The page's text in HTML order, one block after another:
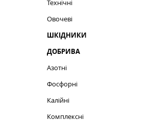
Технічні
Овочеві
ШКІДНИКИ
ДОБРИВА
Азотні
Фосфорні
Калійні
Комплексні